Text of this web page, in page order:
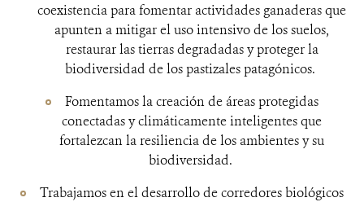
coexistencia para fomentar actividades ganaderas que
apunten a mitigar el uso intensivo de los suelos,
restaurar las tierras degradadas y proteger la
biodiversidad de los pastizales patagónicos.
Fomentamos la creación de áreas protegidas
conectadas y climáticamente inteligentes que
fortalezcan la resiliencia de los ambientes y su
biodiversidad.
Trabajamos en el desarrollo de corredores biológicos